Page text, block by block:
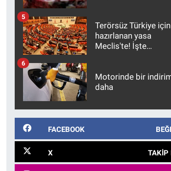
Terörsüz Türkiye için
hazırlanan yasa
Meclis'te! İşte
5
Motorinde bir
daha
6
FACEBOOK
X TAKIP